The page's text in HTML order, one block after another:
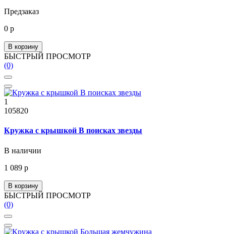
Предзаказ
0 р
В корзину
БЫСТРЫЙ ПРОСМОТР
(0)
1
105820
Кружка с крышкой В поисках звезды
В наличии
1 089 р
В корзину
БЫСТРЫЙ ПРОСМОТР
(0)